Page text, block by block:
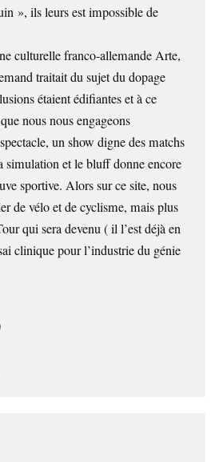
», ils leurs est impossible de
culturelle franco-allemande Arte,
traitait du sujet du dopage
étaient édifiantes et à ce
nous nous engageons
un show digne des matchs
simulation et le bluff donne encore
sportive. Alors sur ce site, nous
de vélo et de cyclisme, mais plus
qui sera devenu ( il l’est déjà en
clinique pour l’industrie du génie